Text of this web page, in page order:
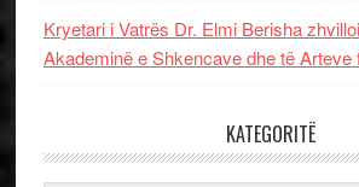
Kryetari i Vatrës Dr. Elmi Berisha
Akademinë e Shkencave dhe të Arteve
KATEGORITË